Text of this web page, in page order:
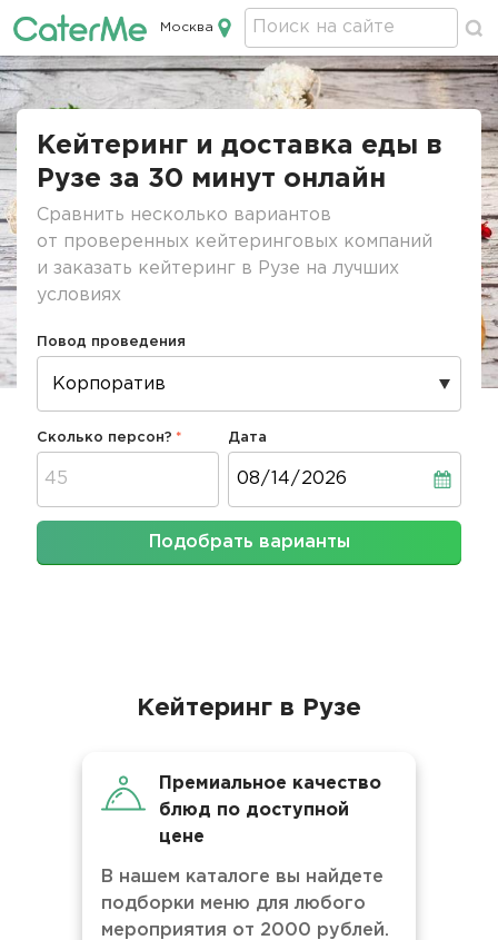
Кейтеринг в Москве
Москва
Строка
Кейтеринг и доставка еды в
Рузе за 30 минут онлайн
Сравнить несколько вариантов
от проверенных кейтеринговых компаний
и заказать кейтеринг в Рузе на лучших
условиях
Повод проведения
Сколько персон? Дата
Подобрать варианты
Кейтеринг в Рузе
Премиальное качество
блюд по доступной
цене
В нашем каталоге вы найдете
подборки меню для любого
мероприятия от 2000 рублей.